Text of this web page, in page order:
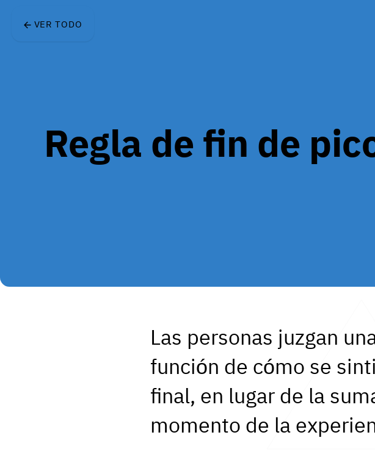
VER TODO
Regla de fin de
Las personas juzgan una
Las personas juzgan
función de cómo se
final, en lugar de la
momento de la